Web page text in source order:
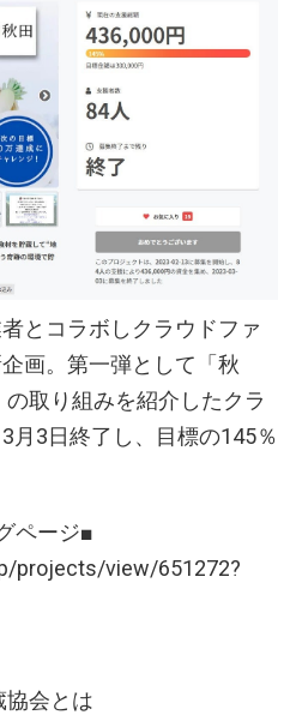
とコラボしクラウドファ
画。第一弾として「秋
取り組みを紹介したクラ
月3日終了し、目標の145％
ページ■
projects/view/651272?
協会とは